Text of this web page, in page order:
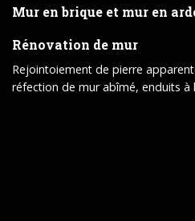
Mur en brique et mur en
Rénovation de mur
Rejointoiement de pierre
réfection de mur abîmé, enduits à